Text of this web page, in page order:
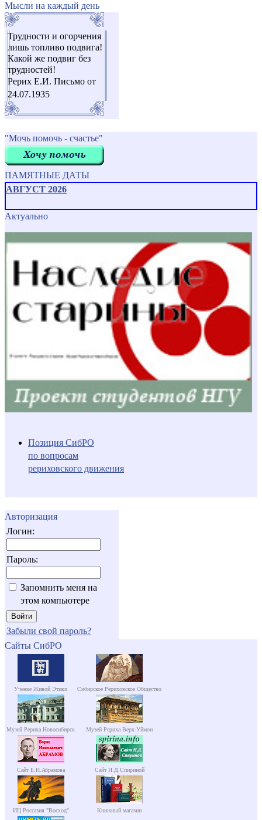
Мысли на каждый день
Трудности и огорчения
лишь топливо подвига!
Какой же подвиг без
трудностей!
Рерих Е.И. Письмо от
24.07.1935
"Мочь помочь - счастье"
ПАМЯТНЫЕ ДАТЫ
АВГУСТ 2026
Актуально
Позиция СибРО
по вопросам
рериховского движения
Авторизация
Логин:
Пароль:
Запомнить меня на
этом компьютере
Забыли свой пароль?
Сайты СибРО
Учение Живой Этики Сибирское Рериховское Общество
Музей Рериха Новосибирск Музей Рериха Верх-Уймон
Сайт Б.Н.Абрамова Сайт Н.Д.Спириной
ИЦ Россазия "Восход" Книжный магазин